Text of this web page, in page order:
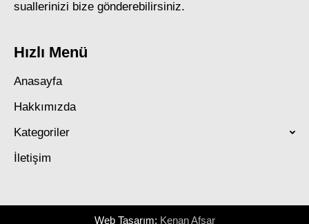
suallerinizi bize gönderebilirsiniz.
Hızlı Menü
Anasayfa
Hakkımızda
Kategoriler
İletişim
Web Tasarım: Kenan Afşar